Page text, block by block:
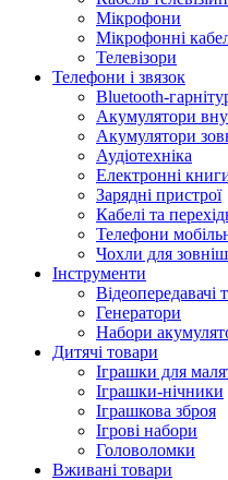
Мікрофони
Мікрофонні
Телевізори
Телефони і звязок
Bluetooth-
Акумулятори
Акумулятори
Аудіотехніка
Електронні
Зарядні пристрої
Кабелі та
Телефони
Чохли для
Інструменти
Відеопередавачі
Генератори
Набори
Дитячі товари
Іграшки для
Іграшки-нічники
Іграшкова зброя
Ігрові набори
Головоломки
Вживані товари